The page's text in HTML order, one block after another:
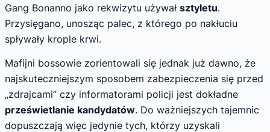
Gang Bonanno jako rekwizytu używał sztyletu.
Przysięgano, unosząc palec, z którego po nakłuciu
spływały krople krwi.
Mafijni bossowie zorientowali się jednak już dawno, że
najskuteczniejszym sposobem zabezpieczenia się przed
„zdrajcami” czy informatorami policji jest dokładne
prześwietlanie kandydatów. Do ważniejszych tajemnic
dopuszczają więc jedynie tych, którzy uzyskali